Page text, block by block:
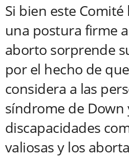
Si bien este
una postura firme
aborto sorprende
por el hecho de
considera a las
síndrome de Down
discapacidades
valiosas y los